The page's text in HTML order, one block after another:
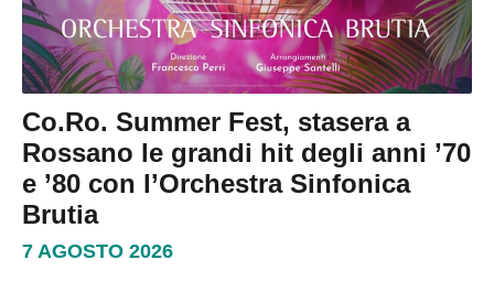
Co.Ro. Summer Fest, stasera a
Rossano le grandi hit degli anni ’70
e ’80 con l’Orchestra Sinfonica
Brutia
7 AGOSTO 2026